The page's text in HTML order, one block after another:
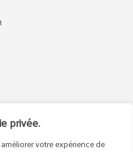
privée.
votre expérience de